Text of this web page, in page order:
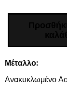
Μέταλλο:
Ανακυκλωμένο